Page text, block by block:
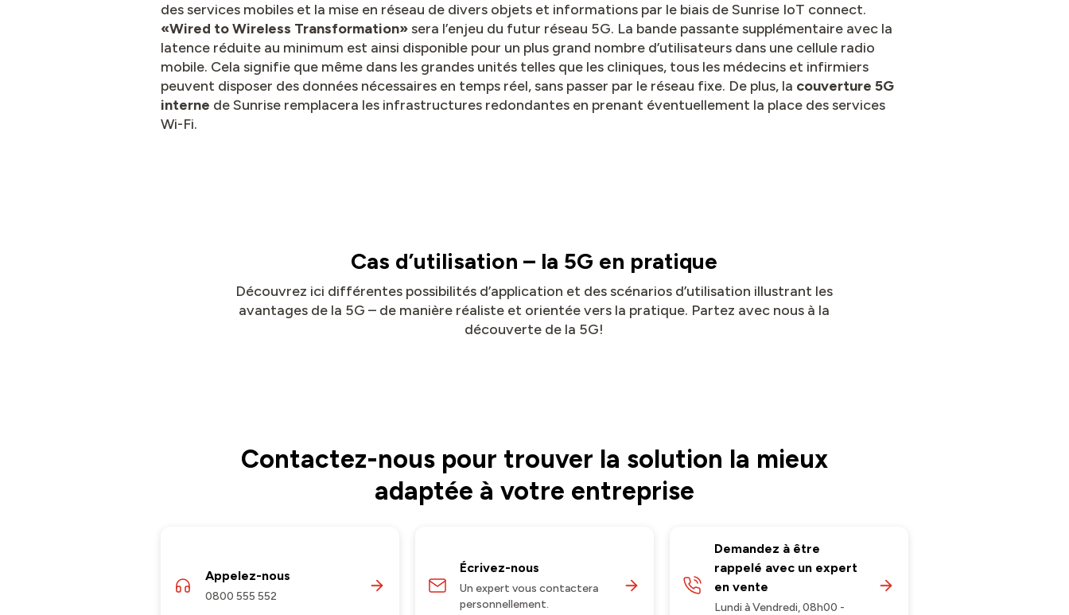
des services mobiles et la mise en réseau de divers objets et informations par le biais de Sunrise IoT connect.
«Wired to Wireless Transformation» sera l’enjeu du futur réseau 5G. La bande passante supplémentaire avec la
latence réduite au minimum est ainsi disponible pour un plus grand nombre d’utilisateurs dans une cellule radio
mobile. Cela signifie que même dans les grandes unités telles que les cliniques, tous les médecins et infirmiers
peuvent disposer des données nécessaires en temps réel, sans passer par le réseau fixe. De plus, la couverture 5G
interne de Sunrise remplacera les infrastructures redondantes en prenant éventuellement la place des services
Wi-Fi.
Cas d’utilisation – la 5G en pratique
Découvrez ici différentes possibilités d’application et des scénarios d’utilisation illustrant les
avantages de la 5G – de manière réaliste et orientée vers la pratique. Partez avec nous à la
découverte de la 5G!
Contactez-nous pour trouver la solution la mieux
adaptée à votre entreprise
Appelez-nous
0800 555 552
Écrivez-nous
Un expert vous contactera
personnellement.
Demandez à être
rappelé avec un expert
en vente
Lundi à Vendredi, 08h00 -